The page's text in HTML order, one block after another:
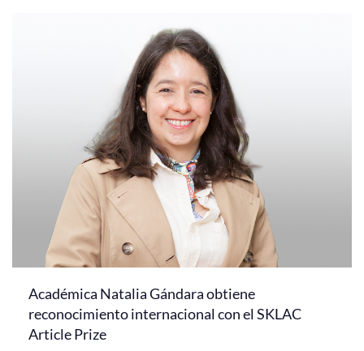
Académica Natalia Gándara obtiene
reconocimiento internacional con el SKLAC
Article Prize